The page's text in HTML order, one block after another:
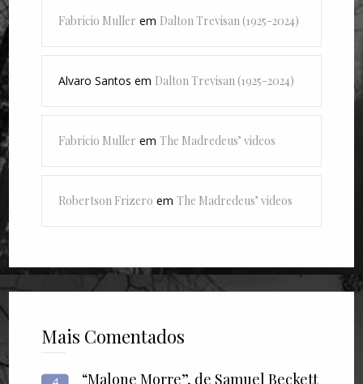
Fabricio Muller em Dalton Trevisan (1925-2024)
Alvaro Santos em Dalton Trevisan (1925-2024)
Fabricio Muller emThe Madredeus’ videos
Robertson Frizero emThe Madredeus’ videos
Mais Comentados
“Malone Morre”, de Samuel Beckett